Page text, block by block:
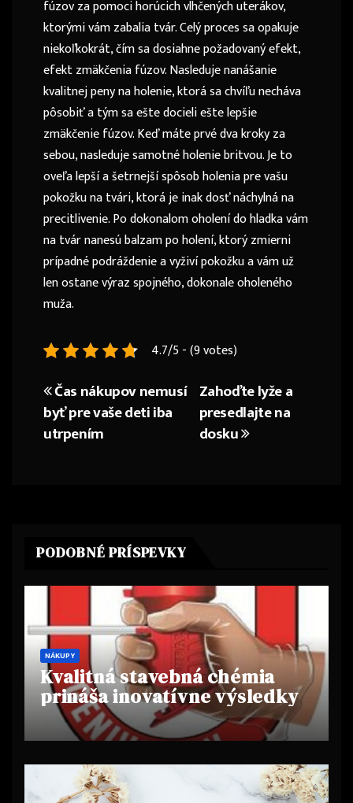
fúzov za pomoci horúcich vlhčených uterákov,
ktorými vám zabalia tvár. Celý proces sa opakuje
niekoľkokrát, čím sa dosiahne požadovaný efekt,
efekt zmäkčenia fúzov. Nasleduje nanášanie
kvalitnej peny na holenie, ktorá sa chvíľu necháva
pôsobiť a tým sa ešte docieli ešte lepšie
zmäkčenie fúzov. Keď máte prvé dva kroky za
sebou, nasleduje samotné holenie britvou. Je to
oveľa lepší a šetrnejší spôsob holenia pre vašu
pokožku na tvári, ktorá je inak dosť náchylná na
precitlivenie. Po dokonalom oholení do hladka vám
na tvár nanesú balzam po holení, ktorý zmierni
prípadné podráždenie a vyživí pokožku a vám už
len ostane výraz spojného, dokonale oholeného
muža.
4.7/5 - (9 votes)
Navigace
pro
Zahoďte lyže a
presedlajte na
dosku
Čas nákupov nemusí
byť pre vaše deti iba
utrpením
PODOBNÉ PRÍSPEVKY
NÁKUPY
Kvalitná stavebná chémia
prináša inovatívne výsledky